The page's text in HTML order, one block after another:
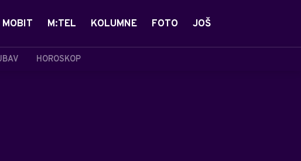
HOROSKOP
MOBIT M:TEL KOLUMNE FOTO JOŠ